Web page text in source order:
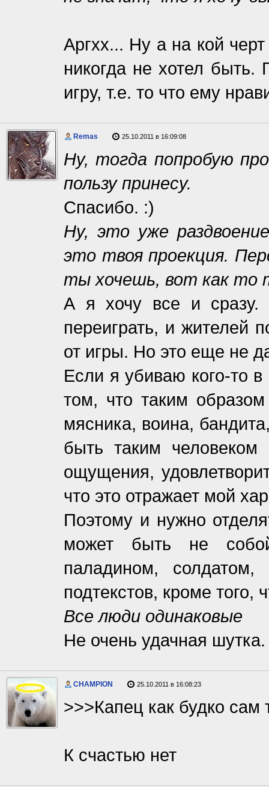
Аргхх... Ну а на кой
никогда не хотел быть.
игру, т.е. то что ему
Remas 25.10.2011 в 16:09:08
Ну, тогда попробую
пользу принесу.
Спасибо. :)
Ну, это уже
это твоя проекция.
ты хочешь, вот как то
А я хочу все и сразу.
переиграть, и жителей
от игры. Но это еще не
Если я убиваю кого-то
том, что таким
мясника, воина,
быть таким
ощущения,
что это отражает мой
Поэтому и нужно
может быть не
паладином,
подтекстов, кроме того,
Все люди одинаковые
Не очень удачная
CHAMPION 25.10.2011 в 16:08:23
>>>Капец как будко
К счастью нет